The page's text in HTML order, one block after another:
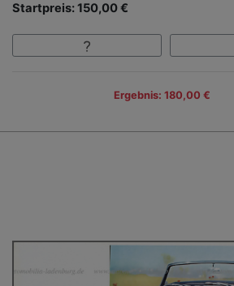
Startpreis: 150,00 €
Ergebnis: 180,00 €